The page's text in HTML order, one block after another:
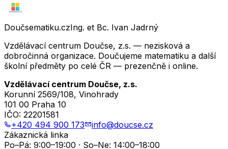
Doučsematiku.czIng. et Bc. Ivan Jadrný
Vzdělávací centrum Doučse, z.s. — nezisková a
dobročinná organizace. Doučujeme matematiku a další
školní předměty po celé ČR — prezenčně i online.
Vzdělávací centrum Doučse, z.s.
Korunní 2569/108, Vinohrady
101 00 Praha 10
IČO: 22201581
+420 494 900 173
info@doucse.cz
Zákaznická linka
Po–Pá: 9:00–19:00 · So–Ne: 14:00–18:00